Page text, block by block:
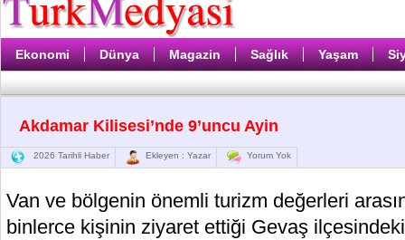
Ekonomi Dünya Magazin Sağlık Yaşam
Akdamar Kilisesi’nde 9’uncu Ayin
2026 Tarihli Haber Ekleyen : Yazar Yorum Yok
Van ve bölgenin önemli turizm değerleri
binlerce kişinin ziyaret ettiği Gevaş ilçesindeki